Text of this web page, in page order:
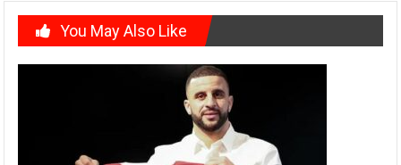
You May Also Like